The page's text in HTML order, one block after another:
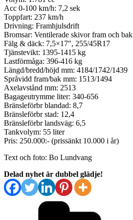
Acc 0-100 km/h: 7,2 sek
Toppfart: 237 km/h
Drivning: Framhjulsdrift
Bromsar: Ventilerade skivor fram och bak
Fälg & däck: 7,5×17″, 255/45R17
Tjänstevikt: 1395-1415 kg
Lastförmåga: 396-416 kg
Längd/bredd/höjd mm: 4184/1742/1439
Språvidd fram/bak mm: 1513/1494
Axelavstånd mm: 2513
Bagageutrymme liter: 340-656
Bränsleförbr blandad: 8,7
Bränsleförbr stad: 12,4
Bränsleförbr landsväg: 6,5
Tankvolym: 55 liter
Pris: 250.000:- (prissänkt 10.000 i år)
Text och foto: Bo Lundvang
Delad nyhet är dubbel glädje!